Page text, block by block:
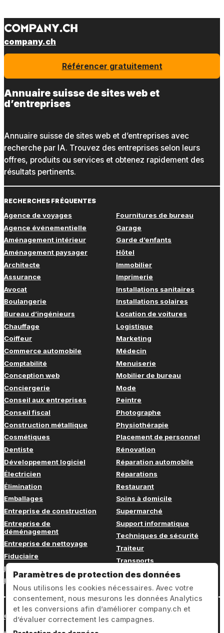
company.ch
Référencer gratuitement
Annuaire suisse de sites web et
d’entreprises
Annuaire suisse de sites web et d’entreprises avec
recherche par IA. Trouvez des entreprises selon leurs
offres, produits ou services et obtenez rapidement des
résultats pertinents.
RECHERCHES FRÉQUENTES
Agence de voyages
Agence événementielle
Aménagement intérieur
Aménagement paysager
Architecte
Assurance
Avocat
Boulangerie
Bureau d’ingénieurs
Chauffage
Coiffeur
Commerce automobile
Comptabilité
Conception web
Conciergerie
Conseil aux entreprises
Conseil fiscal
Construction métallique
Cosmétiques
Dentiste
Développement logiciel
Électricien
Élimination
Emballages
Entreprise de construction
Entreprise de
déménagement
Entreprise de nettoyage
Fiduciaire
Fitness
Formation continue
Fournitures de bureau
Garage
Garde d’enfants
Hôtel
Immobilier
Imprimerie
Installations sanitaires
Installations solaires
Location de voitures
Logistique
Marketing
Médecin
Menuiserie
Mobilier de bureau
Mode
Peintre
Photographe
Physiothérapie
Placement de personnel
Rénovation
Réparation automobile
Réparations
Restaurant
Soins à domicile
Supermarché
Support informatique
Techniques de sécurité
Traiteur
Transports
Vétérinaire
Connexion
Paramètres de protection des données
Nous utilisons les cookies nécessaires. Avec votre
consentement, nous mesurons les données Analytics
et les conversions afin d’améliorer company.ch et
d’évaluer correctement les campagnes.